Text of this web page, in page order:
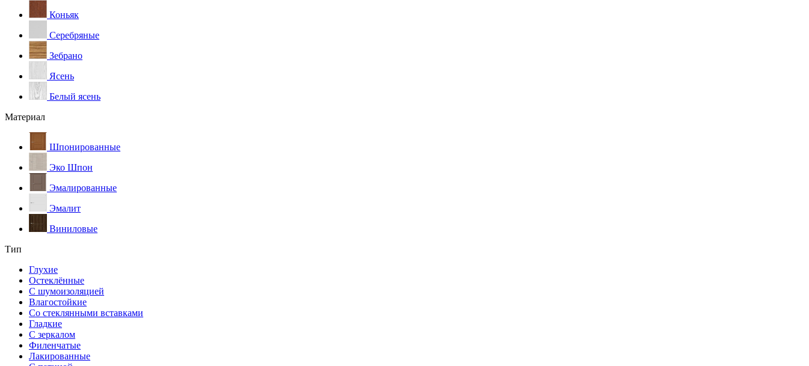
Коньяк
Серебряные
Зебрано
Ясень
Белый ясень
Материал
Шпонированные
Эко Шпон
Эмалированные
Эмалит
Виниловые
Тип
Глухие
Остеклённые
С шумоизоляцией
Влагостойкие
Со стеклянными вставками
Гладкие
С зеркалом
Филенчатые
Лакированные